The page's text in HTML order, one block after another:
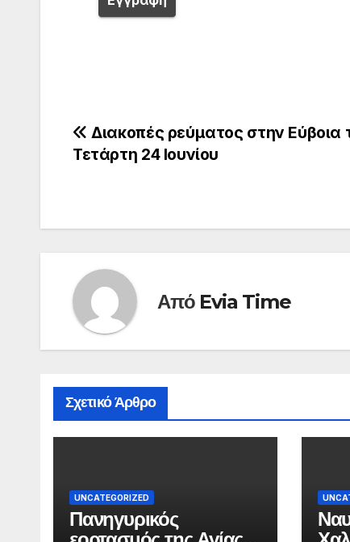
Πλοήγηση
άρθρων
Διακοπές ρεύματος στην Εύβοια
Τετάρτη 24 Ιουνίου
Από Evia Time
Σχετικό Άρθρο
UNCATEGORIZED
Πανηγυρικός